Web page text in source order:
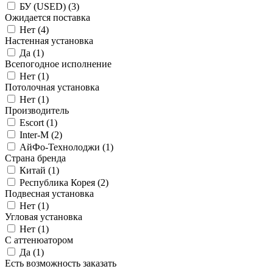
БУ (USED) (3)
Ожидается поставка
Нет (4)
Настенная установка
Да (1)
Всепогодное исполнение
Нет (1)
Потолочная установка
Нет (1)
Производитель
Escort (1)
Inter-M (2)
АйФо-Технолоджи (1)
Страна бренда
Китай (1)
Республика Корея (2)
Подвесная установка
Нет (1)
Угловая установка
Нет (1)
С аттенюатором
Да (1)
Есть возможность заказать